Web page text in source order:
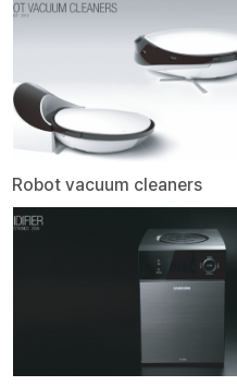
Robot vacuum cleaners